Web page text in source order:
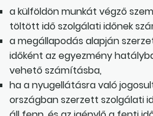
a külföldön munkát végző
töltött idő szolgálati időnek
a megállapodás alapján
időként az egyezmény
vehető számításba,
ha a nyugellátásra való
országban szerzett szolgálati